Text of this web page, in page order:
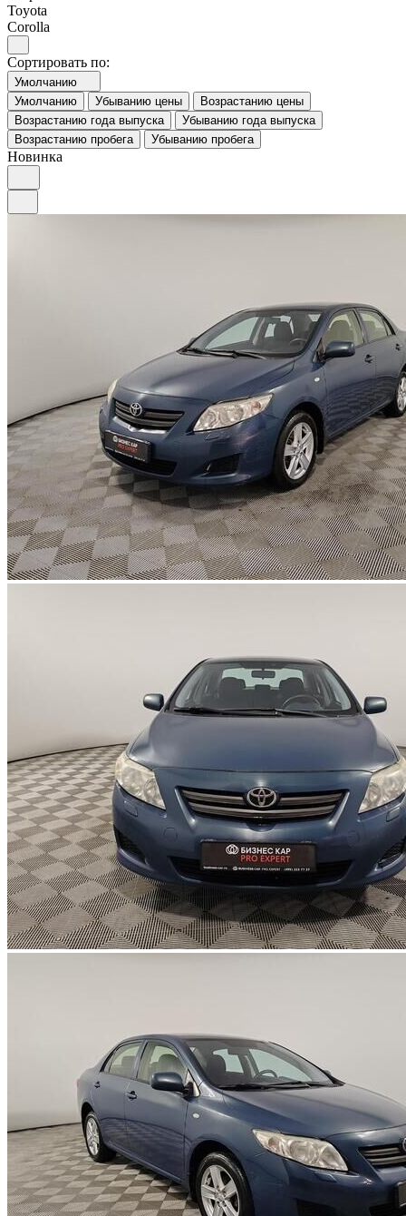
Toyota
Corolla
Сортировать по:
Умолчанию
Умолчанию
Убыванию цены
Возрастанию цены
Возрастанию года выпуска
Убыванию года выпуска
Возрастанию пробега
Убыванию пробега
Новинка